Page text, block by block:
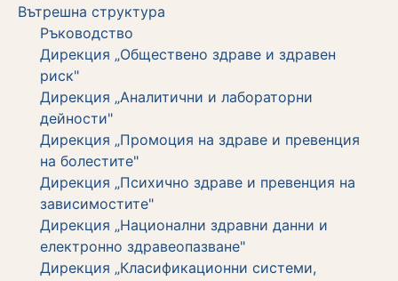
Вътрешна структура
Ръководство
Дирекция „Обществено здраве и здравен
риск"
Дирекция „Аналитични и лабораторни
дейности"
Дирекция „Промоция на здраве и превенция
на болестите"
Дирекция „Психично здраве и превенция на
зависимостите"
Дирекция „Национални здравни данни и
електронно здравеопазване"
Дирекция „Класификационни системи,